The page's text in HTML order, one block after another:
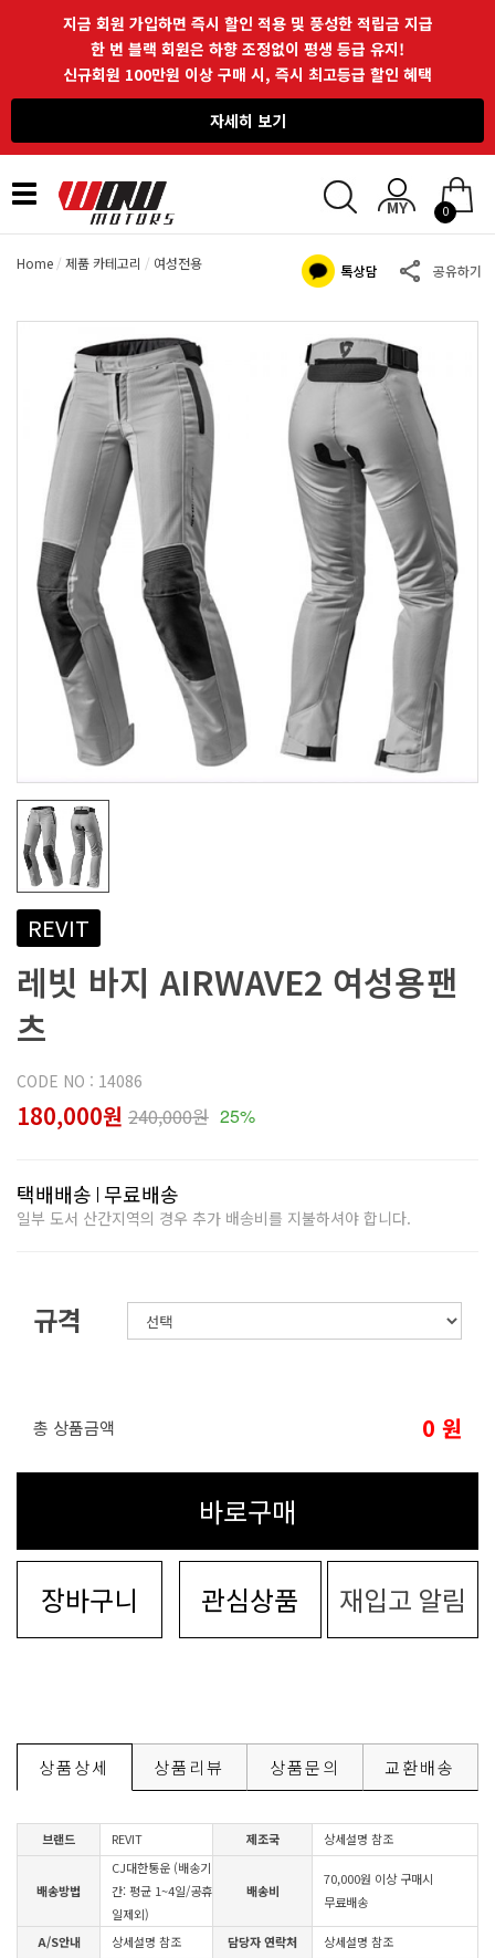
지금 회원 가입하면 즉시 할인 적용 및 풍성한 적립금 지급
한 번 블랙 회원은 하향 조정없이 평생 등급 유지!
신규회원 100만원 이상 구매 시, 즉시 최고등급 할인 혜택
자세히 보기
Toggle
navigation
0
Home 제품 카테고리 여성전용
REVIT
레빗 바지 AIRWAVE2 여성용팬
츠
CODE NO : 14086
180,000원 240,000원 25%
택배배송 무료배송
일부 도서 산간지역의 경우 추가 배송비를 지불하셔야 합니다.
규격
총 상품금액 0 원
바로구매
장바구니 관심상품 재입고 알림
상품상세 상품리뷰 상품문의 교환배송
브랜드 REVIT 제조국 상세설명 참조
배송방법
CJ대한통운 (배송기
간: 평균 1~4일/공휴
일제외)
배송비
70,000원 이상 구매시
무료배송
A/S안내 상세설명 참조 담당자 연락처 상세설명 참조